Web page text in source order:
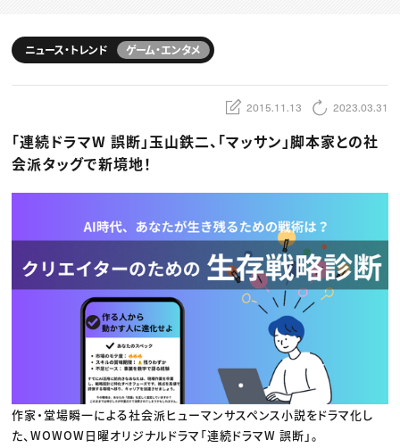
スキルアップしたい！
デザイン
編集・ライティング
マーケティング
ディレクション
業界解説・キャリア事情
お役立ち基礎知識
TOP Creator’s コラム
Webクリエイター
アプリクリエイター
ゲームクリエイター
映像クリエイター
マーケッター
C＆R Magazine
セミナー
映像
広告
出版
CREATIVE VILLAGEからのお知らせ
プロフェッショナル×つながる×メディア
ニュース・トレンド ゲーム・エンタメ
2015.11.13 2023.03.31
「連続ドラマW 誤断」玉山鉄二、「マッサン」脚本家との社
会派タッグで新境地！
作家・堂場瞬一による社会派ヒューマンサスペンス小説をドラマ化し
た、WOWOW日曜オリジナルドラマ「連続ドラマW 誤断」。